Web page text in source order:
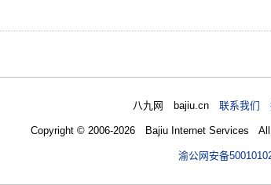
八九网 bajiu.cn联系我们
Copyright © 2006-2026 Bajiu Internet Services
渝公网安备